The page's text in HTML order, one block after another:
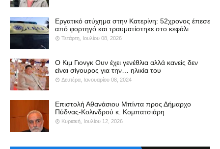
Εργατικό ατύχημα στην Κατερίνη: 52χρονος έπεσε
από φορτηγό και τραυματίστηκε στο κεφάλι
Τετάρτη, Ιουλίου 08, 2026
Ο Κιμ Γιονγκ Ουν έχει γενέθλια αλλά κανείς δεν
είναι σίγουρος για την… ηλικία του
Δευτέρα, Ιανουαρίου 08, 2024
Επιστολή Αθανάσιου Μπίντα προς Δήμαρχο
Πύδνας-Κολινδρού κ. Κομπατσιάρη
Κυριακή, Ιουλίου 12, 2026